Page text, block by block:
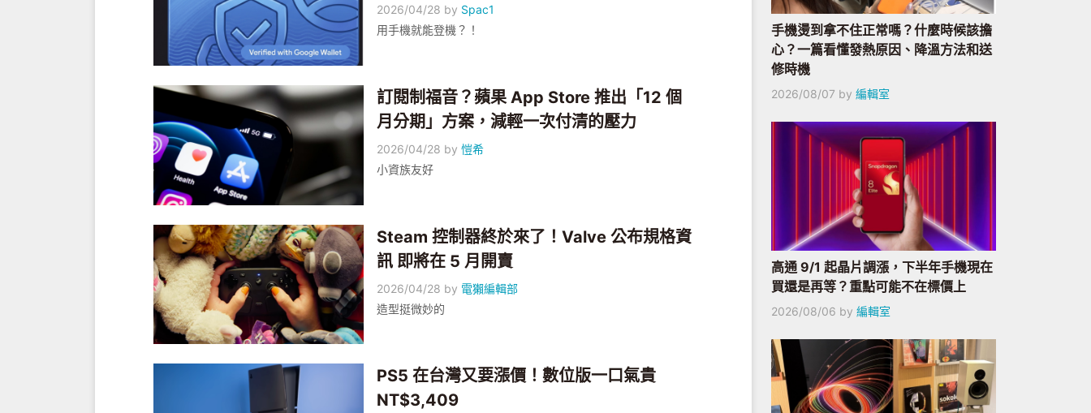
2026/04/28 by Spac1
用手機就能登機？！
訂閱制福音？蘋果 App Store 推出「12 個
月分期」方案，減輕一次付清的壓力
2026/04/28 by愷希
小資族友好
Steam 控制器終於來了！Valve 公布規格資
訊 即將在 5 月開賣
2026/04/28 by 電獺編輯部
造型挺微妙的
PS5 在台灣又要漲價！數位版一口氣貴
NT$3,409
手機燙到拿不住正常嗎？什麼時候該擔
心？一篇看懂發熱原因、降溫方法和送
修時機
2026/08/07 by 編輯室
高通 9/1 起晶片調漲，下半年手機現在
買還是再等？重點可能不在標價上
2026/08/06 by 編輯室